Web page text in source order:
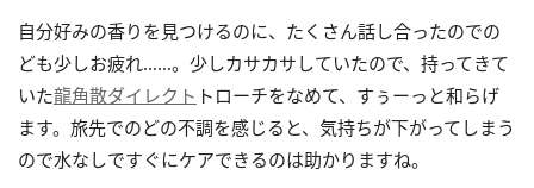
自分好みの香りを見つけるのに、たくさん話し合ったのでの
ども少しお疲れ……。少しカサカサしていたので、持ってきて
いた龍角散ダイレクト トローチをなめて、すぅーっと和らげ
ます。旅先でのどの不調を感じると、気持ちが下がってしまう
ので水なしですぐにケアできるのは助かりますね。